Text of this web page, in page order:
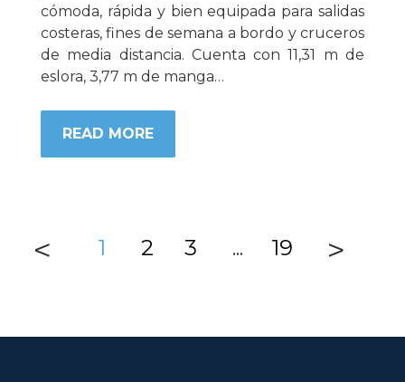
cómoda, rápida y bien equipada para salidas
costeras, fines de semana a bordo y cruceros
de media distancia. Cuenta con 11,31 m de
eslora, 3,77 m de manga…
READ MORE
< 1 2 3 … 19 >